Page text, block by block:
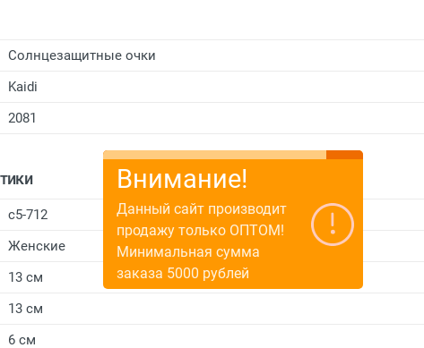
Солнцезащитные очки
Kaidi
2081
с5-712
Женские
13 см
13 см
6 см
Внимание!
Данный сайт производит
продажу только ОПТОМ!
Минимальная сумма
заказа 5000 рублей